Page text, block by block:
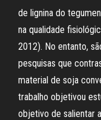
de lignina do
na qualidade
2012). No entanto,
pesquisas que
material de soja
trabalho objetivou
objetivo de salientar